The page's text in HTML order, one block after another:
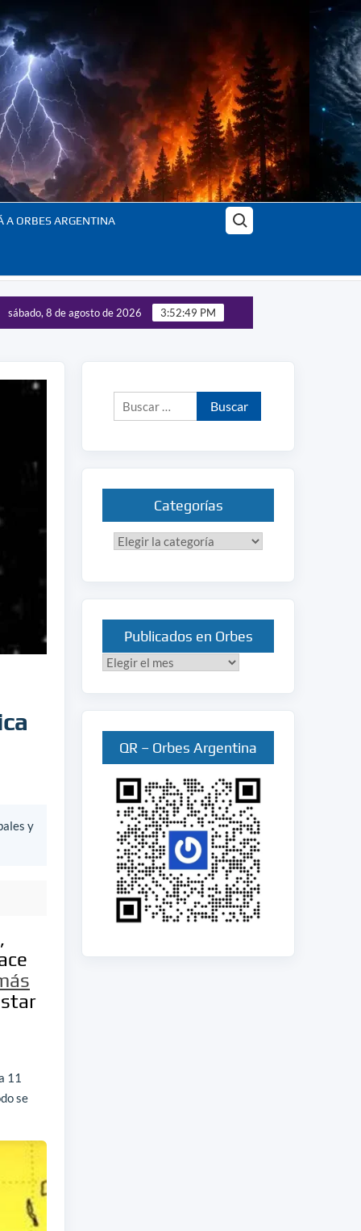
A ORBES ARGENTINA
Buscar:
sábado, 8 de agosto de 2026 3:52:51 PM
y
11
se
Buscar:
Categorías
Categorías
Publicados en Orbes
Publicados
QR – Orbes Argentina